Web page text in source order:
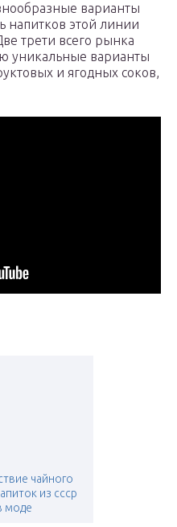
варианты
напитков этой линии
трети всего рынка
уникальные варианты
и ягодных соков,
чайного
из ссср
моде